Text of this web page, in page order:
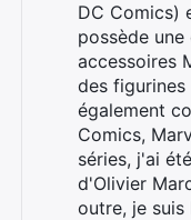
DC Comics)
possède
accessoires
des figurines
également
Comics,
séries, j'ai
d'Olivier
outre, je